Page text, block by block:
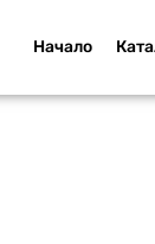
Начало